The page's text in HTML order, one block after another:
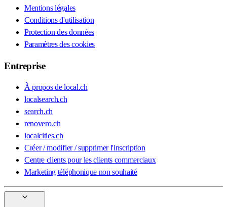
Mentions légales
Conditions d'utilisation
Protection des données
Paramètres des cookies
Entreprise
À propos de local.ch
localsearch.ch
search.ch
renovero.ch
localcities.ch
Créer / modifier / supprimer l'inscription
Centre clients pour les clients commerciaux
Marketing téléphonique non souhaité